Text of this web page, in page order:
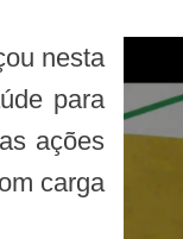
para
ações
carga